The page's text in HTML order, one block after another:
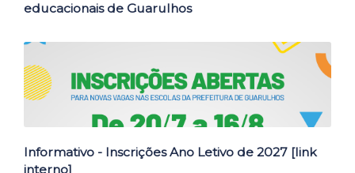
educacionais de Guarulhos
Informativo - Inscrições Ano Letivo de 2027 [link
interno]